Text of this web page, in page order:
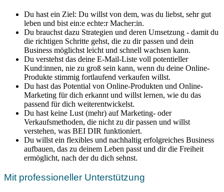
Du hast ein Ziel: Du willst von dem, was du liebst, sehr gut
leben und bist ein:e echte:r Macher:in.
Du brauchst dazu Strategien und deren Umsetzung - damit du
die richtigen Schritte gehst, die zu dir passen und dein
Business möglichst leicht und schnell wachsen kann.
Du verstehst das deine E-Mail-Liste voll potentieller
Kund:innen, nie zu groß sein kann, wenn du deine Online-
Produkte stimmig fortlaufend verkaufen willst.
Du hast das Potential von Online-Produkten und Online-
Marketing für dich erkannt und willst lernen, wie du das
passend für dich weiterentwickelst.
Du hast keine Lust (mehr) auf Marketing- oder
Verkaufsmethoden, die nicht zu dir passen und willst
verstehen, was BEI DIR funktioniert.
Du willst ein flexibles und nachhaltig erfolgreiches Business
aufbauen, das zu deinem Leben passt und dir die Freiheit
ermöglicht, nach der du dich sehnst.
Mit professioneller Unterstützung